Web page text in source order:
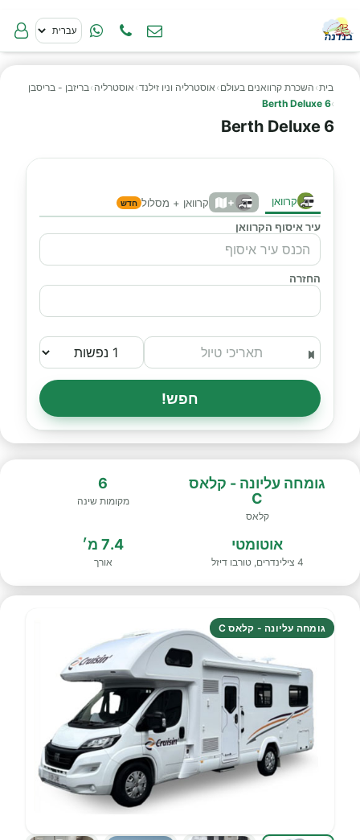
בית› השכרת קרוואנים בעולם › אוסטרליה וניו זילנד› אוסטרליה ›בריזבן - בריסבן
›
6 Berth Deluxe
6 Berth Deluxe
קרוואן + קרוואן + מסלול חדש
עיר איסוף הקרוואן
החזרה
חפש!
גומחה עליונה - קלאס
C
קלאס
6
מקומות שינה
אוטומטי
4 צילינדרים, טורבו דיזל
7.4 מ׳
אורך
גומחה עליונה - קלאס C